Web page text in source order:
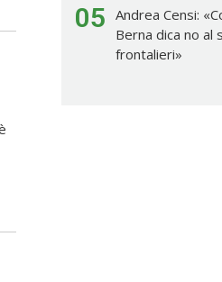
05 Andrea Censi:
Berna dica no al
frontalieri»